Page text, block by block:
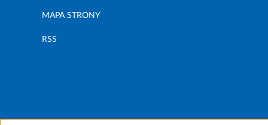
MAPA STRONY
RSS